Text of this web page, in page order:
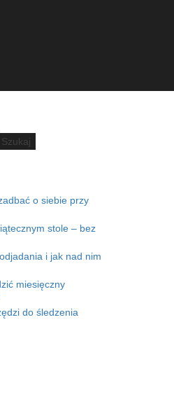
o siebie przy
stole – bez
i jak nad nim
miesięczny
do śledzenia